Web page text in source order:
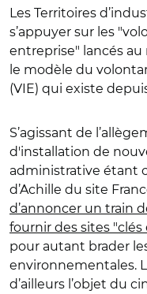
Les Territoires
s’appuyer sur les
entreprise" lancés au
le modèle du
(VIE) qui existe
S’agissant de
d'installation de
administrative étant
d’Achille du site
d’annoncer un train
fournir des sites "clés
pour autant brader
environnementales.
d’ailleurs l’objet du